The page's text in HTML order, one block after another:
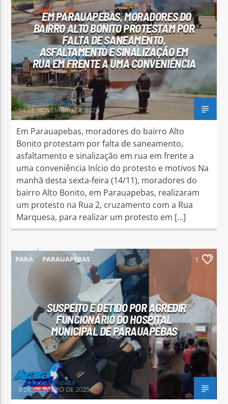
Arara Azul FM
EM PARAUAPEBAS, MORADORES DO
BAIRRO ALTO BONITO PROTESTAM POR
FALTA DE SANEAMENTO,
ASFALTAMENTO E SINALIZAÇÃO EM
RUA EM FRENTE A UMA CONVENIÊNCIA
Henrique Gonzaga
14 DE NOVEMBRO DE 2025
Em Parauapebas, moradores do bairro Alto
Bonito protestam por falta de saneamento,
asfaltamento e sinalização em rua em frente a
uma conveniência Início do protesto e motivos Na
manhã desta sexta-feira (14/11), moradores do
bairro Alto Bonito, em Parauapebas, realizaram
um protesto na Rua 2, cruzamento com a Rua
Marquesa, para realizar um protesto em […]
PARÁ PARAUAPEBAS 1
SUSPEITO É DETIDO POR AGREDIR
FUNCIONÁRIO DO HOSPITAL
MUNICIPAL DE PARAUAPEBAS
Henrique Gonzaga
8 DE OUTUBRO DE 2025